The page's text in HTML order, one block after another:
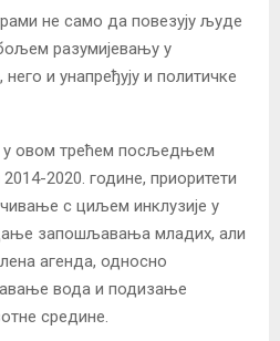
не само да повезују људе
разумијевању у
и унапређују и политичке
у овом трећем посљедњем
2020. године, приоритети
с циљем инклузије у
запошљавања младих, али
агенда, односно
вода и подизање
средине.